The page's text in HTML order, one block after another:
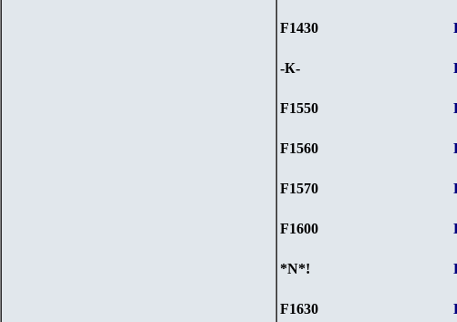
F1430
-К-
F1550
F1560
F1570
F1600
*N*!
F1630